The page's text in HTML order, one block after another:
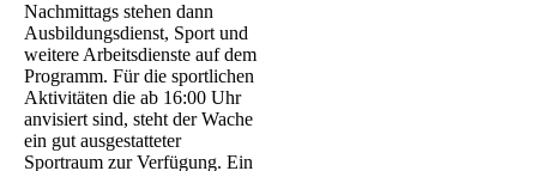
Nachmittags stehen dann
Ausbildungsdienst, Sport und
weitere Arbeitsdienste auf dem
Programm. Für die sportlichen
Aktivitäten die ab 16:00 Uhr
anvisiert sind, steht der Wache
ein gut ausgestatteter
Sportraum zur Verfügung. Ein